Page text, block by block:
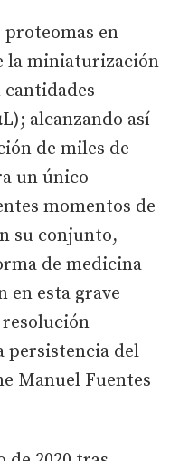
proteomas en
la miniaturización
cantidades
alcanzando así
de miles de
un único
momentos de
su conjunto,
de medicina
en esta grave
persistencia del
Manuel Fuentes